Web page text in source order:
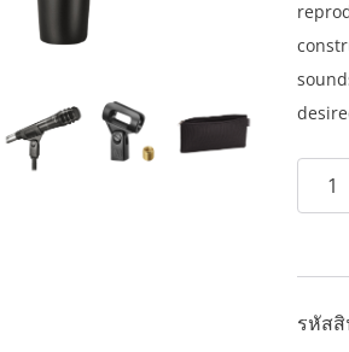
g
i
n
a
r
c
r
e
n
t
i
e
จำนวน
รหัส